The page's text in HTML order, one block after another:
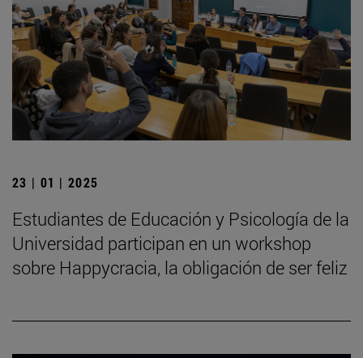
23 | 01 | 2025
Estudiantes de Educación y Psicología de la
Universidad participan en un workshop
sobre Happycracia, la obligación de ser feliz